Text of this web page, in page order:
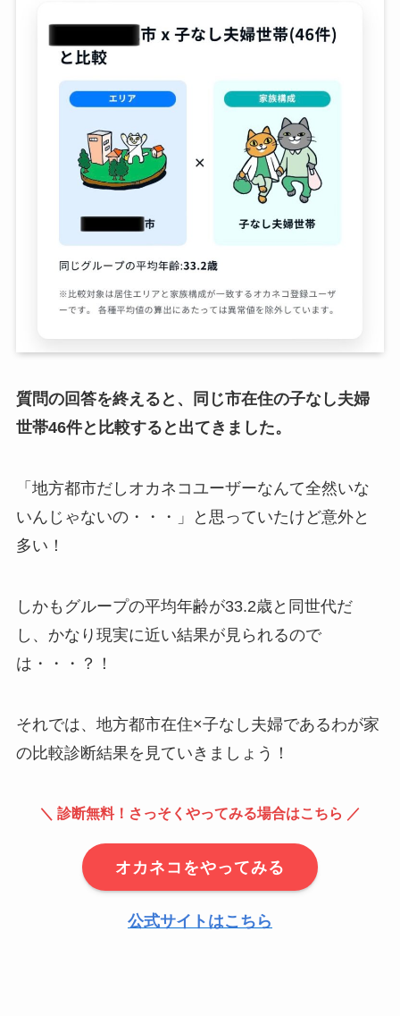
質問の回答を終えると、同じ市在住の子なし夫婦
世帯46件と比較すると出てきました。
「地方都市だしオカネコユーザーなんて全然いな
いんじゃないの・・・」と思っていたけど意外と
多い！
しかもグループの平均年齢が33.2歳と同世代だ
し、かなり現実に近い結果が見られるので
は・・・？！
それでは、地方都市在住×子なし夫婦であるわが家
の比較診断結果を見ていきましょう！
＼ 診断無料！さっそくやってみる場合はこちら ／
オカネコをやってみる
公式サイトはこちら